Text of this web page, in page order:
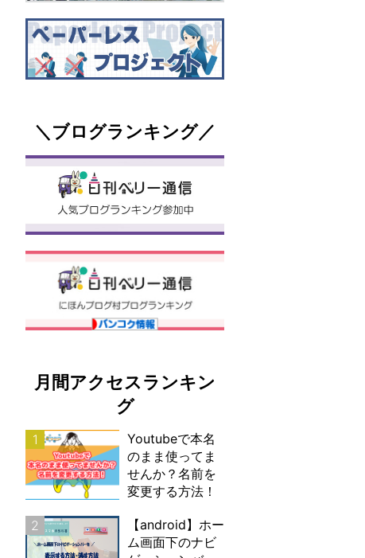
＼ブログランキング／
月間アクセスランキン
グ
1
Youtubeで本名
のまま使ってま
せんか？名前を
変更する方法！
2
【android】ホー
ム画面下のナビ